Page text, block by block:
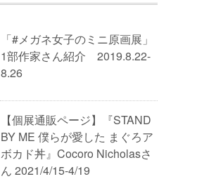
「#メガネ女子のミニ原画展」
1部作家さん紹介 2019.8.22-
8.26
【個展通販ページ】『STAND
BY ME 僕らが愛した まぐろア
ボカド丼』Cocoro Nicholasさ
ん 2021/4/15-4/19